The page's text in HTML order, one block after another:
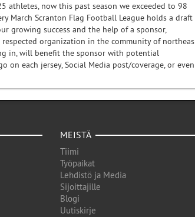
athletes, now this past season we exceeded to 98
March Scranton Flag Football League holds a draft
growing success and the help of a sponsor,
respected organization in the community of northeas
in, will benefit the sponsor with potential
on each jersey, Social Media post/coverage, or even
MEISTÄ
Tiimi
Työpaikat
Lehdistö ja Media
Sijoittajille
Blogi
Uutiskirje